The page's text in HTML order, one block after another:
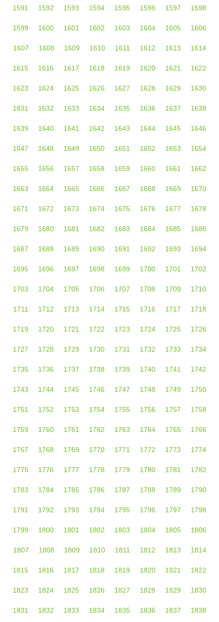
1591 1592 1593 1594 1595 1596 1597 1598
1599 1600 1601 1602 1603 1604 1605 1606
1607 1608 1609 1610 1611 1612 1613 1614
1615 1616 1617 1618 1619 1620 1621 1622
1623 1624 1625 1626 1627 1628 1629 1630
1631 1632 1633 1634 1635 1636 1637 1638
1639 1640 1641 1642 1643 1644 1645 1646
1647 1648 1649 1650 1651 1652 1653 1654
1655 1656 1657 1658 1659 1660 1661 1662
1663 1664 1665 1666 1667 1668 1669 1670
1671 1672 1673 1674 1675 1676 1677 1678
1679 1680 1681 1682 1683 1684 1685 1686
1687 1688 1689 1690 1691 1692 1693 1694
1695 1696 1697 1698 1699 1700 1701 1702
1703 1704 1705 1706 1707 1708 1709 1710
1711 1712 1713 1714 1715 1716 1717 1718
1719 1720 1721 1722 1723 1724 1725 1726
1727 1728 1729 1730 1731 1732 1733 1734
1735 1736 1737 1738 1739 1740 1741 1742
1743 1744 1745 1746 1747 1748 1749 1750
1751 1752 1753 1754 1755 1756 1757 1758
1759 1760 1761 1762 1763 1764 1765 1766
1767 1768 1769 1770 1771 1772 1773 1774
1775 1776 1777 1778 1779 1780 1781 1782
1783 1784 1785 1786 1787 1788 1789 1790
1791 1792 1793 1794 1795 1796 1797 1798
1799 1800 1801 1802 1803 1804 1805 1806
1807 1808 1809 1810 1811 1812 1813 1814
1815 1816 1817 1818 1819 1820 1821 1822
1823 1824 1825 1826 1827 1828 1829 1830
1831 1832 1833 1834 1835 1836 1837 1838